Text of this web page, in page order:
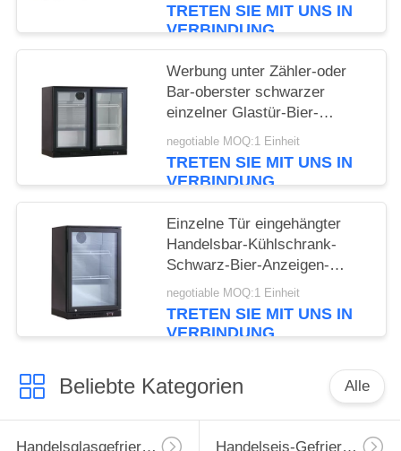
TRETEN SIE MIT UNS IN
VERBINDUNG
Werbung unter Zähler-oder
Bar-oberster schwarzer
einzelner Glastür-Bier-
Kühlvorrichtung
negotiable MOQ:1 Einheit
TRETEN SIE MIT UNS IN
VERBINDUNG
Einzelne Tür eingehängter
Handelsbar-Kühlschrank-
Schwarz-Bier-Anzeigen-
Kühler
negotiable MOQ:1 Einheit
TRETEN SIE MIT UNS IN
VERBINDUNG
Beliebte Kategorien Alle
Handelsglasgefrierschrank Handelseis-Gefrierschrank